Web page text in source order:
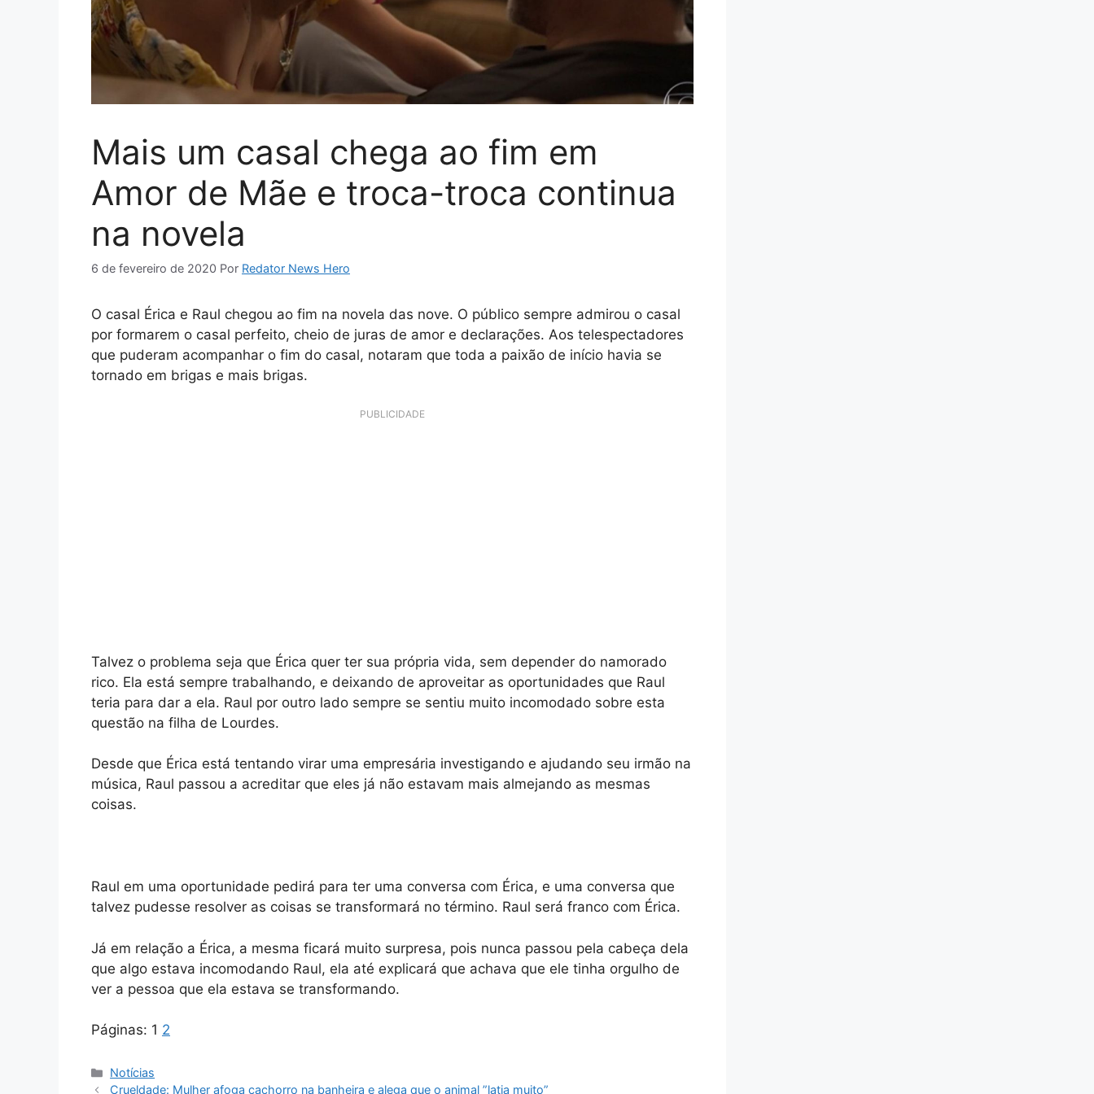
Mais um casal chega ao fim em
Amor de Mãe e troca-troca continua
na novela
6 de fevereiro de 2020 Por Redator News Hero
O casal Érica e Raul chegou ao fim na novela das nove. O público sempre admirou o casal
por formarem o casal perfeito, cheio de juras de amor e declarações. Aos telespectadores
que puderam acompanhar o fim do casal, notaram que toda a paixão de início havia se
tornado em brigas e mais brigas.
PUBLICIDADE
Talvez o problema seja que Érica quer ter sua própria vida, sem depender do namorado
rico. Ela está sempre trabalhando, e deixando de aproveitar as oportunidades que Raul
teria para dar a ela. Raul por outro lado sempre se sentiu muito incomodado sobre esta
questão na filha de Lourdes.
Desde que Érica está tentando virar uma empresária investigando e ajudando seu irmão na
música, Raul passou a acreditar que eles já não estavam mais almejando as mesmas
coisas.
Raul em uma oportunidade pedirá para ter uma conversa com Érica, e uma conversa que
talvez pudesse resolver as coisas se transformará no término. Raul será franco com Érica.
Já em relação a Érica, a mesma ficará muito surpresa, pois nunca passou pela cabeça dela
que algo estava incomodando Raul, ela até explicará que achava que ele tinha orgulho de
ver a pessoa que ela estava se transformando.
Páginas: 1 2
Categorias
Notícias
Crueldade: Mulher afoga cachorro na banheira e alega que o animal ”latia muito”